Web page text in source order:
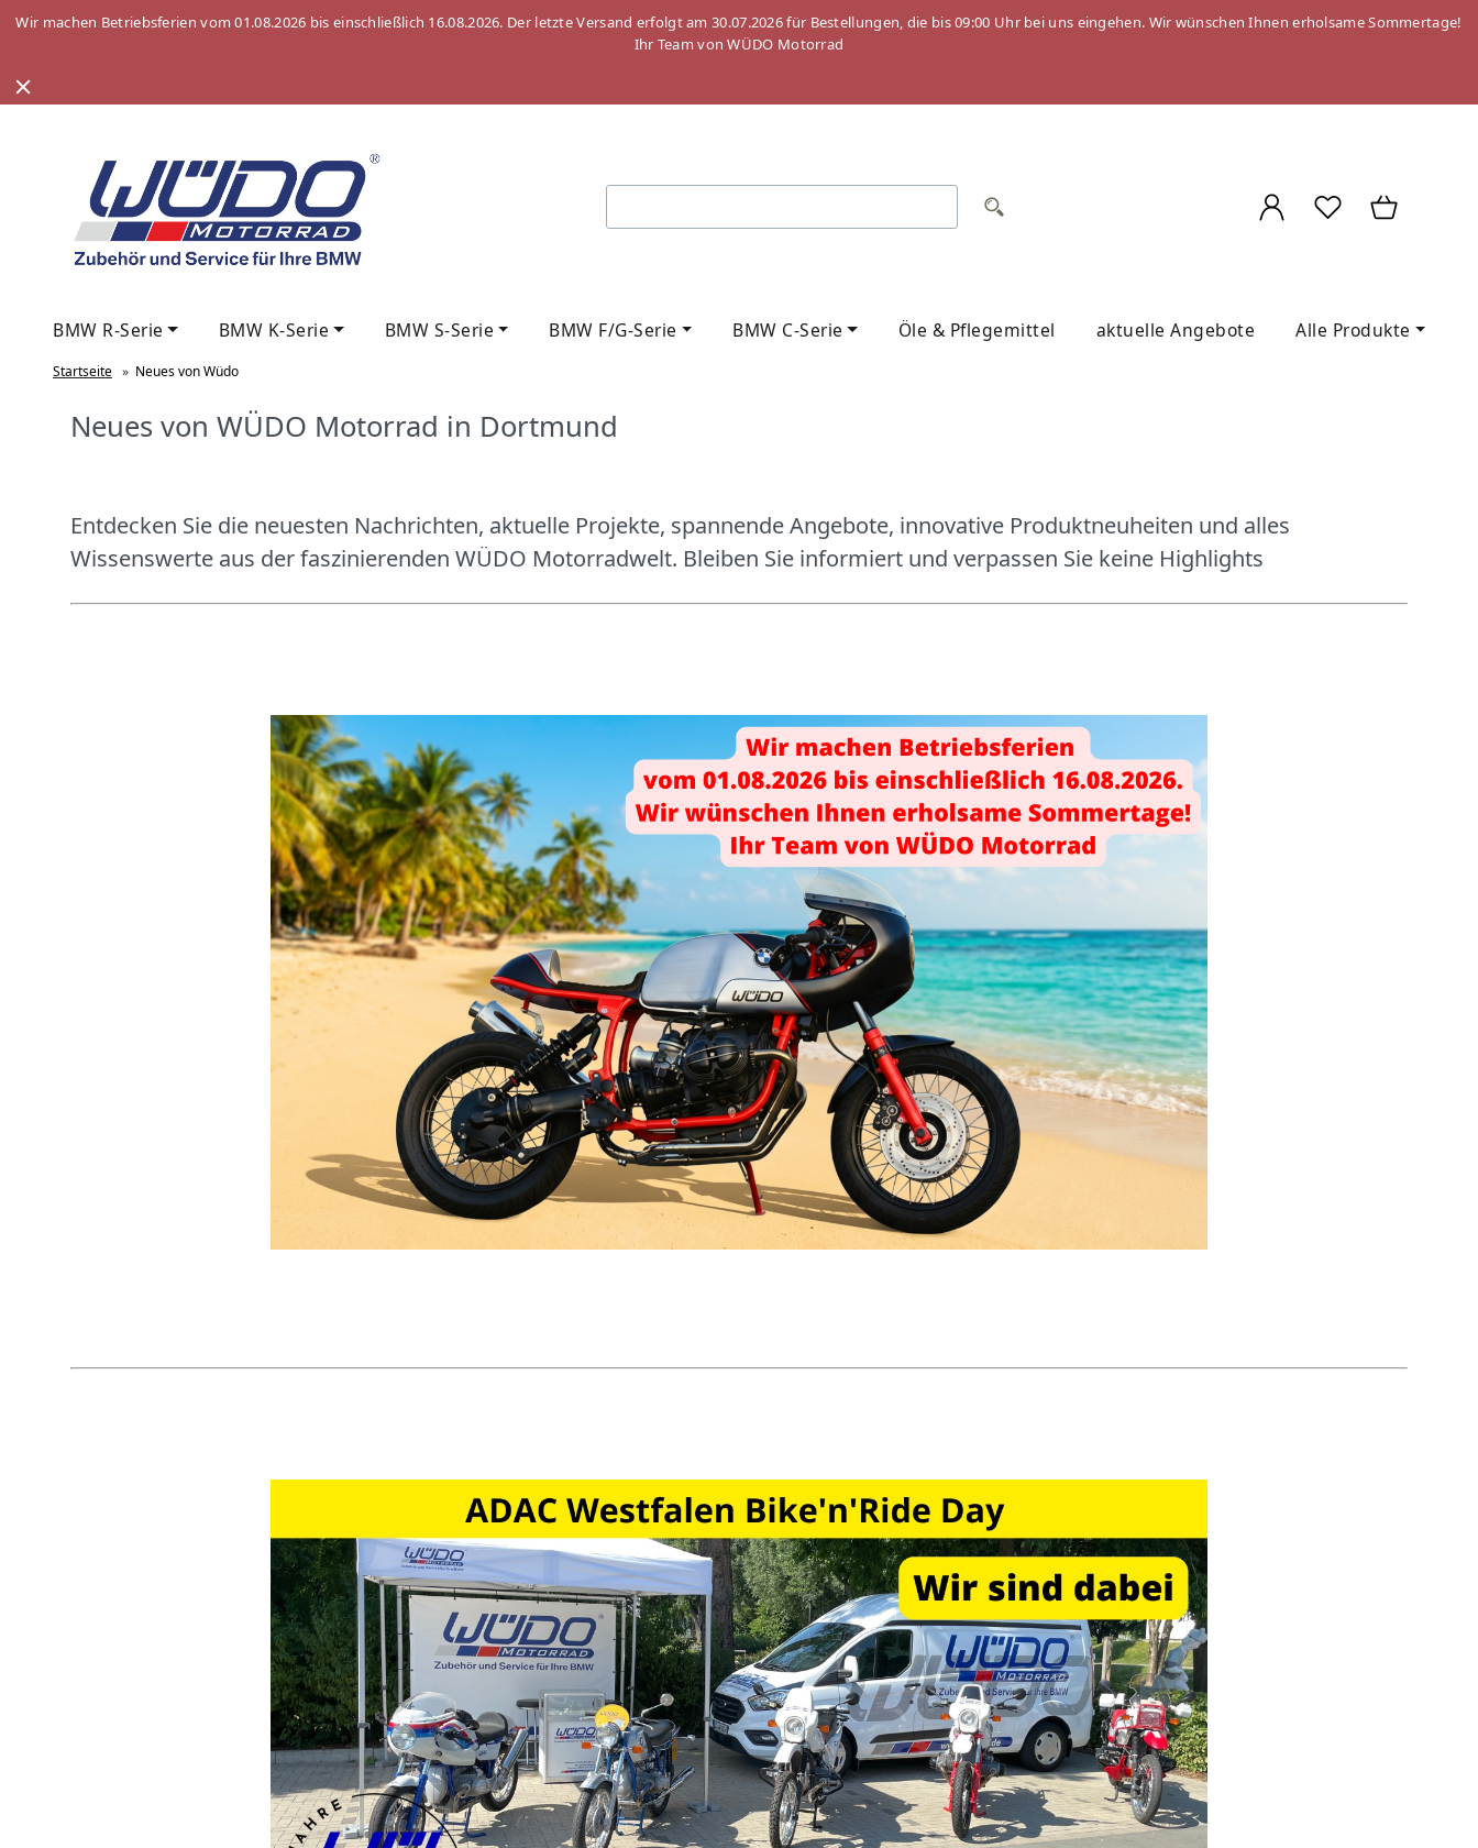
Wir machen Betriebsferien vom 01.08.2026 bis einschließlich 16.08.2026. Der letzte Versand erfolgt am 30.07.2026 für Bestellungen, die bis 09:00 Uhr bei uns eingehen. Wir wünschen Ihnen erholsame Sommertage!
Ihr Team von WÜDO Motorrad
BMW R-Serie BMW K-Serie BMW S-Serie BMW F/G-Serie BMW C-Serie Öle & Pflegemittel aktuelle Angebote Alle Produkte
Startseite » Neues von Wüdo
Neues von WÜDO Motorrad in Dortmund
Entdecken Sie die neuesten Nachrichten, aktuelle Projekte, spannende Angebote, innovative Produktneuheiten und alles
Wissenswerte aus der faszinierenden WÜDO Motorradwelt. Bleiben Sie informiert und verpassen Sie keine Highlights